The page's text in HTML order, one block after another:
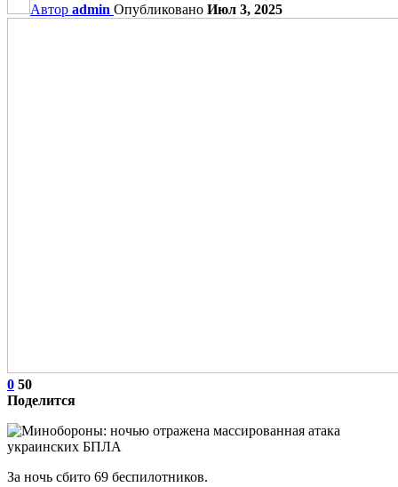
Автор admin Опубликовано Июл 3, 2025
0 50
Поделится
За ночь сбито 69 беспилотников.